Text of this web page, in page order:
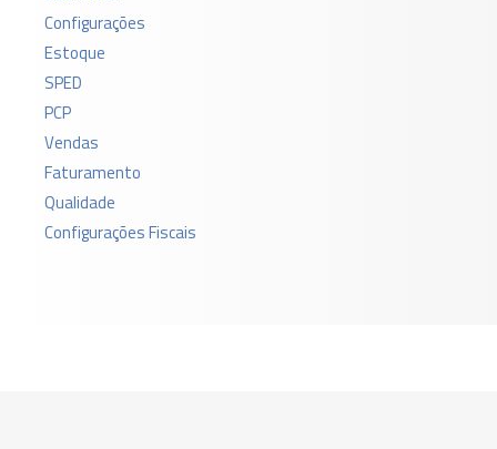
Configurações
Estoque
SPED
PCP
Vendas
Faturamento
Qualidade
Configurações Fiscais